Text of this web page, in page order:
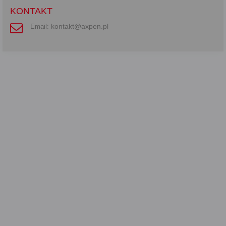
KONTAKT
Email: kontakt@axpen.pl